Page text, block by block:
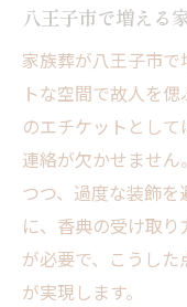
八王子市で増える
家族葬が八王子市
トな空間で故人を
のエチケットとし
連絡が欠かせませ
つつ、過度な装飾を
に、香典の受け取
が必要で、こうし
が実現します。